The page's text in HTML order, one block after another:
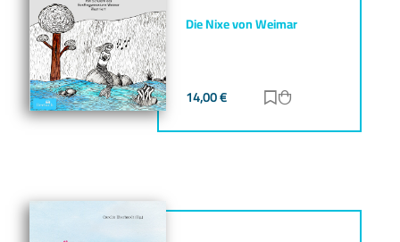
Die Nixe von Weimar
14,00€ Zur Merkliste